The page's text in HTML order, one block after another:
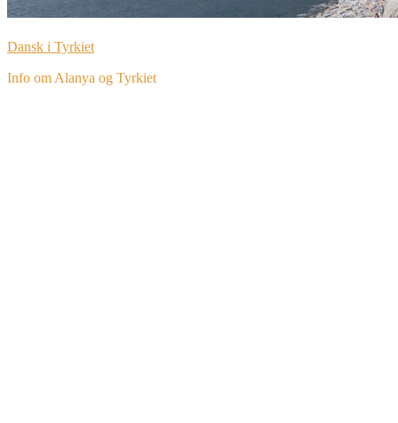
Dansk i Tyrkiet
Info om Alanya og Tyrkiet